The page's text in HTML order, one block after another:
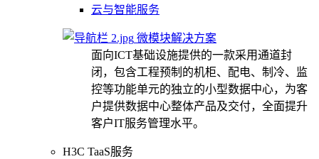
云与智能服务
微模块解决方案
面向ICT基础设施提供的一款采用通道封
闭，包含工程预制的机柜、配电、制冷、监
控等功能单元的独立的小型数据中心，为客
户提供数据中心整体产品及交付，全面提升
客户IT服务管理水平。
H3C TaaS服务